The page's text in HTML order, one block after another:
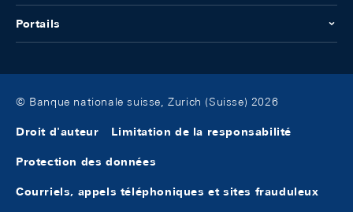
Portails
© Banque nationale suisse, Zurich (Suisse) 2026
Droit d'auteur Limitation de la responsabilité
Protection des données
Courriels, appels téléphoniques et sites frauduleux